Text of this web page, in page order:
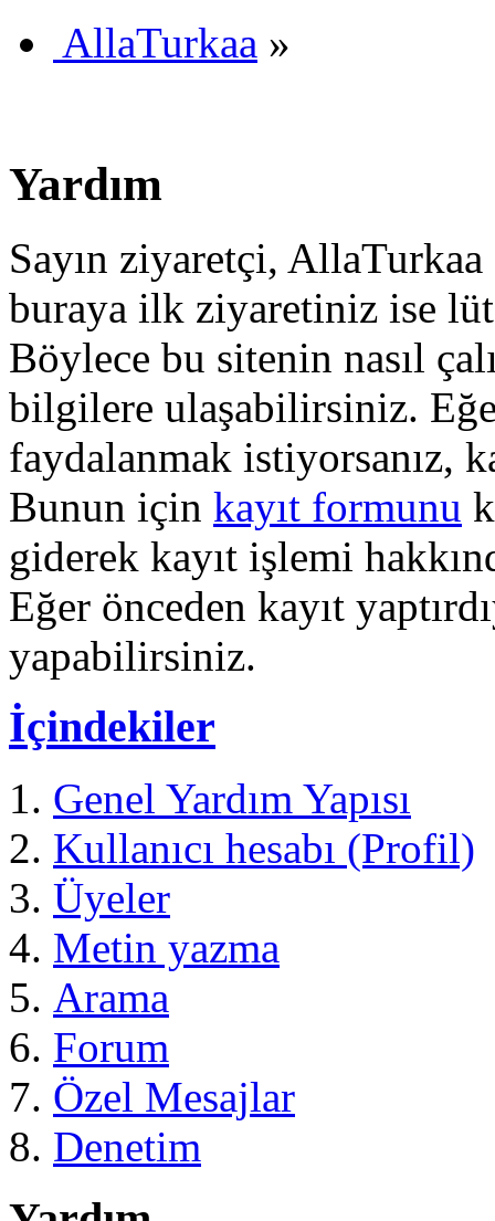
AllaTurkaa »
Yardım
Sayın ziyaretçi,
buraya ilk ziyaretiniz ise
Böylece bu sitenin nasıl
bilgilere ulaşabilirsiniz.
faydalanmak istiyorsanız,
Bunun için kayıt formunu
giderek kayıt işlemi
Eğer önceden kayıt
yapabilirsiniz.
İçindekiler
Genel Yardım Yapısı
Kullanıcı hesabı (Profil)
Üyeler
Metin yazma
Arama
Forum
Özel Mesajlar
Denetim